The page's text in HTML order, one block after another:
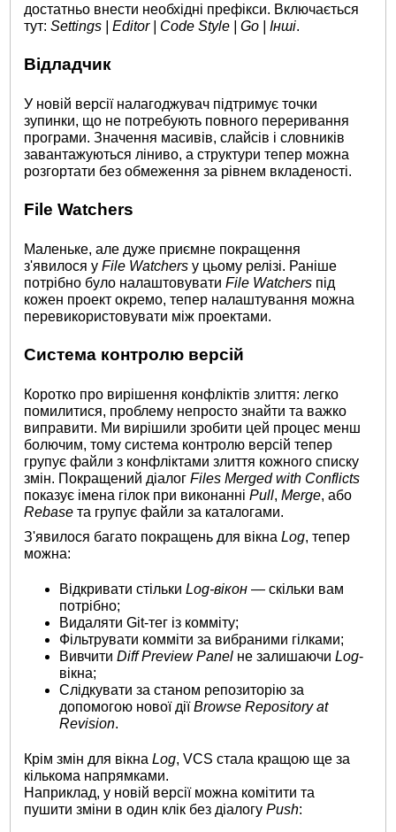
достатньо внести необхідні префікси. Включається
тут:Settings | Editor | Code Style | Go | Інші.
Відладчик
У новій версії налагоджувач підтримує точки
зупинки, що не потребують повного переривання
програми. Значення масивів, слайсів і словників
завантажуються ліниво, а структури тепер можна
розгортати без обмеження за рівнем вкладеності.
File Watchers
Маленьке, але дуже приємне покращення
з'явилося уFile Watchers у цьому релізі. Раніше
потрібно було налаштовуватиFile Watchers під
кожен проект окремо, тепер налаштування можна
перевикористовувати між проектами.
Система контролю версій
Коротко про вирішення конфліктів злиття: легко
помилитися, проблему непросто знайти та важко
виправити. Ми вирішили зробити цей процес менш
болючим, тому система контролю версій тепер
групує файли з конфліктами злиття кожного списку
змін. Покращений діалогFiles Merged with Conflicts
показує імена гілок при виконанніPull,Merge, або
Rebase та групує файли за каталогами.
З'явилося багато покращень для вікнаLog, тепер
можна:
Відкривати стількиLog-вікон — скільки вам
потрібно;
Видаляти Git-тег із комміту;
Фільтрувати комміти за вибраними гілками;
ВивчитиDiff Preview Panel не залишаючиLog-
вікна;
Слідкувати за станом репозиторію за
допомогою нової діїBrowse Repository at
Revision.
Крім змін для вікнаLog, VCS стала кращою ще за
кількома напрямками.
Наприклад, у новій версії можна комітити та
пушити зміни в один клік без діалогуPush: